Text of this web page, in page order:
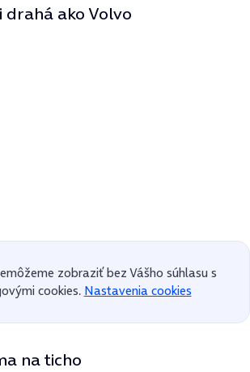
drahá ako Volvo
zobraziť bez Vášho súhlasu s
cookies. Nastavenia cookies
na ticho